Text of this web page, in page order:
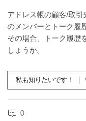
アドレス帳の顧客/取
のメンバーとトーク履
その場合、トーク履歴
しょうか。
私も知りたいです！
0